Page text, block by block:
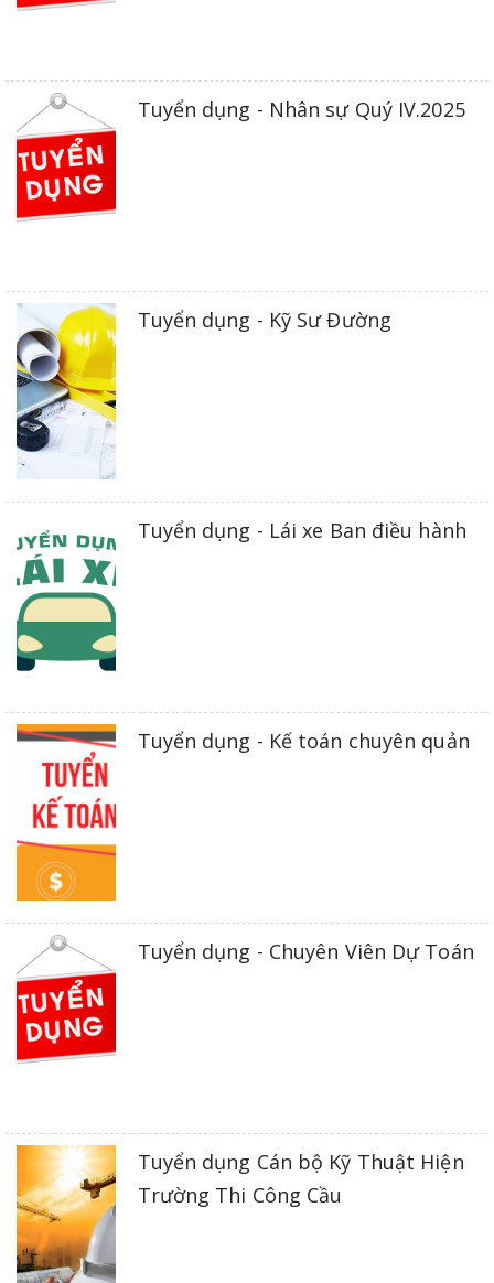
Tuyển dụng - Nhân sự Quý IV.2025
Tuyển dụng - Kỹ Sư Đường
Tuyển dụng - Lái xe Ban điều hành
Tuyển dụng - Kế toán chuyên quản
Tuyển dụng - Chuyên Viên Dự Toán
Tuyển dụng Cán bộ Kỹ Thuật Hiện
Trường Thi Công Cầu